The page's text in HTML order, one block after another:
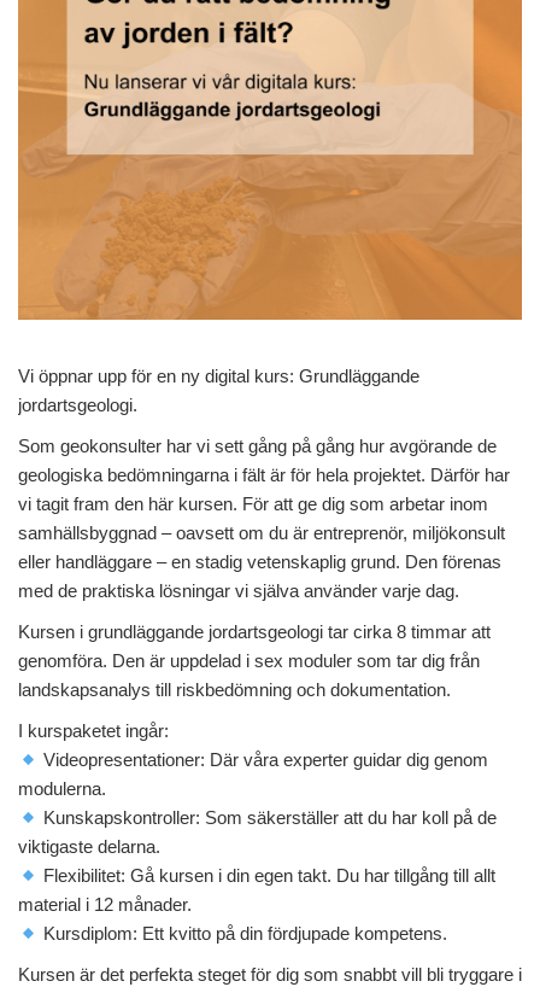
Vi öppnar upp för en ny digital kurs: Grundläggande
jordartsgeologi.
Som geokonsulter har vi sett gång på gång hur avgörande de
geologiska bedömningarna i fält är för hela projektet. Därför har
vi tagit fram den här kursen. För att ge dig som arbetar inom
samhällsbyggnad – oavsett om du är entreprenör, miljökonsult
eller handläggare – en stadig vetenskaplig grund. Den förenas
med de praktiska lösningar vi själva använder varje dag.
Kursen i grundläggande jordartsgeologi tar cirka 8 timmar att
genomföra. Den är uppdelad i sex moduler som tar dig från
landskapsanalys till riskbedömning och dokumentation.
I kurspaketet ingår:
Videopresentationer: Där våra experter guidar dig genom
modulerna.
Kunskapskontroller: Som säkerställer att du har koll på de
viktigaste delarna.
Flexibilitet: Gå kursen i din egen takt. Du har tillgång till allt
material i 12 månader.
Kursdiplom: Ett kvitto på din fördjupade kompetens.
Kursen är det perfekta steget för dig som snabbt vill bli tryggare i